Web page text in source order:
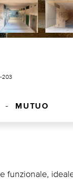
203
MUTUO
funzionale,